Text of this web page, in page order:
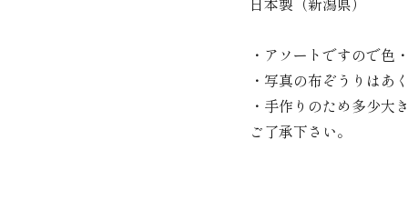
・アソートですので色
・写真の布ぞうりはあ
・手作りのため多少大
ご了承下さい。